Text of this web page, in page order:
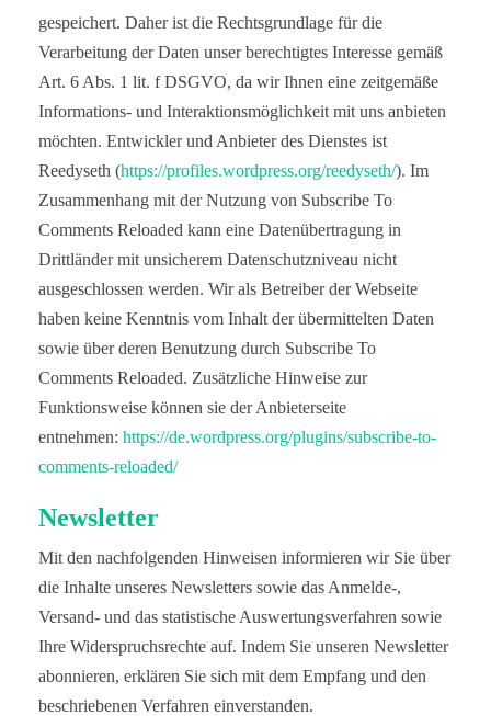
gespeichert. Daher ist die Rechtsgrundlage für die
Verarbeitung der Daten unser berechtigtes Interesse gemäß
Art. 6 Abs. 1 lit. f DSGVO, da wir Ihnen eine zeitgemäße
Informations- und Interaktionsmöglichkeit mit uns anbieten
möchten. Entwickler und Anbieter des Dienstes ist
Reedyseth (https://profiles.wordpress.org/reedyseth/). Im
Zusammenhang mit der Nutzung von Subscribe To
Comments Reloaded kann eine Datenübertragung in
Drittländer mit unsicherem Datenschutzniveau nicht
ausgeschlossen werden. Wir als Betreiber der Webseite
haben keine Kenntnis vom Inhalt der übermittelten Daten
sowie über deren Benutzung durch Subscribe To
Comments Reloaded. Zusätzliche Hinweise zur
Funktionsweise können sie der Anbieterseite
entnehmen: https://de.wordpress.org/plugins/subscribe-to-
comments-reloaded/
Newsletter
Mit den nachfolgenden Hinweisen informieren wir Sie über
die Inhalte unseres Newsletters sowie das Anmelde-,
Versand- und das statistische Auswertungsverfahren sowie
Ihre Widerspruchsrechte auf. Indem Sie unseren Newsletter
abonnieren, erklären Sie sich mit dem Empfang und den
beschriebenen Verfahren einverstanden.